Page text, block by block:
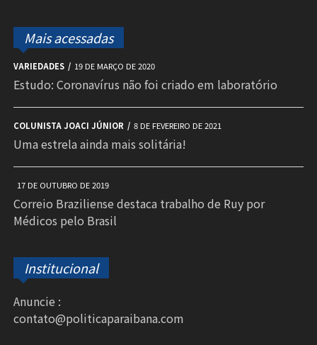
Mais acessadas
VARIEDADES 19 DE MARÇO DE 2020
Estudo: Coronavírus não foi criado em laboratório
COLUNISTA JOACI JÚNIOR 8 DE FEVEREIRO DE 2021
Uma estrela ainda mais solitária!
17 DE OUTUBRO DE 2019
Correio Braziliense destaca trabalho de Ruy por
Médicos pelo Brasil
Institucional
Anuncie :
contato@politicaparaibana.com